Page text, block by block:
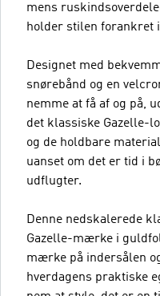
mens
holder stilen forankret
Designet med
snørebånd og en
nemme at få af og på,
det klassiske Gazelle-
og de holdbare
uanset om det er tid i
udflugter.
Denne nedskalerede
Gazelle-mærke i
mærke på indersålen
hverdagens praktiske